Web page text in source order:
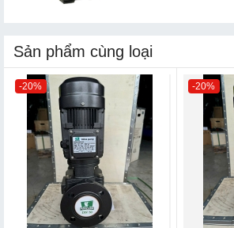
Sản phẩm cùng loại
-20% -20%